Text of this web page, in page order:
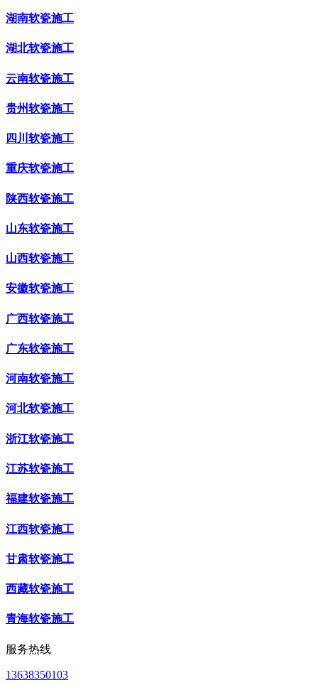
湖南软瓷施工
湖北软瓷施工
云南软瓷施工
贵州软瓷施工
四川软瓷施工
重庆软瓷施工
陕西软瓷施工
山东软瓷施工
山西软瓷施工
安徽软瓷施工
广西软瓷施工
广东软瓷施工
河南软瓷施工
河北软瓷施工
浙江软瓷施工
江苏软瓷施工
福建软瓷施工
江西软瓷施工
甘肃软瓷施工
西藏软瓷施工
青海软瓷施工
服务热线
13638350103